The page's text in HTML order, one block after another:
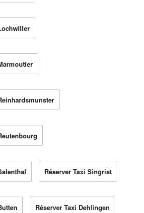
Réserver Taxi Singrist
Réserver Taxi Dehlingen